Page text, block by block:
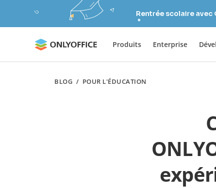
Rentrée scolaire avec
Produits Enterprise
BLOG / POUR L'ÉDUCATION